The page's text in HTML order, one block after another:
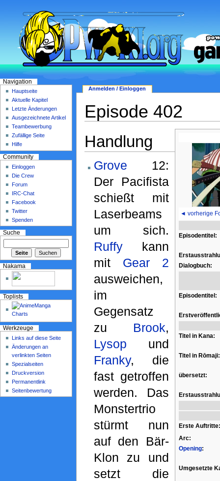
Episode 402
◄ vorherige
Episodentitel:
Dialogbuch:
Episodentitel:
Titel in Kana:
Titel in Rōmaji:
übersetzt:
Erste Auftritte:
Arc:
Opening:
Umgesetzte
Handlung
Grove 12:
Der Pacifista
schießt mit
Laserbeams
um sich.
Ruffykann
mit Gear 2
ausweichen,
im
Gegensatz
zu Brook,
Lysop und
Franky, die
fast getroffen
werden. Das
Monstertrio
stürmt nun
auf den Bär-
Klon zu und
setzt die
Anmelden / Einloggen
Navigation
Hauptseite
Aktuelle Kapitel
Letzte Änderungen
Ausgezeichnete Artikel
Teambewerbung
Zufällige Seite
Hilfe
Community
Einloggen
Die Crew
Forum
IRC-Chat
Facebook
Twitter
Spenden
Suche
Nakama
Toplists
Werkzeuge
Links auf diese Seite
Änderungen an
verlinkten Seiten
Spezialseiten
Druckversion
Permanentlink
Seitenbewertung